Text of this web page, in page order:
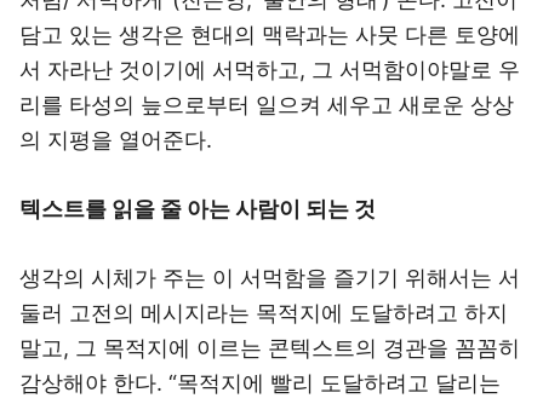
담고 있는 생각은 현대의 맥락과는 사뭇 다른 토양에
서 자라난 것이기에 서먹하고, 그 서먹함이야말로 우
리를 타성의 늪으로부터 일으켜 세우고 새로운 상상
의 지평을 열어준다.
텍스트를 읽을 줄 아는 사람이 되는 것
생각의 시체가 주는 이 서먹함을 즐기기 위해서는 서
둘러 고전의 메시지라는 목적지에 도달하려고 하지
말고, 그 목적지에 이르는 콘텍스트의 경관을 꼼꼼히
감상해야 한다. “목적지에 빨리 도달하려고 달리는